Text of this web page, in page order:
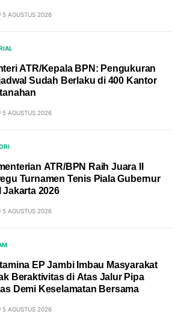
5 AGUSTUS 2026
ATR/Kepala BPN: Pengukuran
Sudah Berlaku di 400 Kantor
5 AGUSTUS 2026
ATR/BPN Raih Juara II
Turnamen Tenis Piala Gubernur
Jakarta 2026
5 AGUSTUS 2026
EP Jambi Imbau Masyarakat
Beraktivitas di Atas Jalur Pipa
Demi Keselamatan Bersama
5 AGUSTUS 2026